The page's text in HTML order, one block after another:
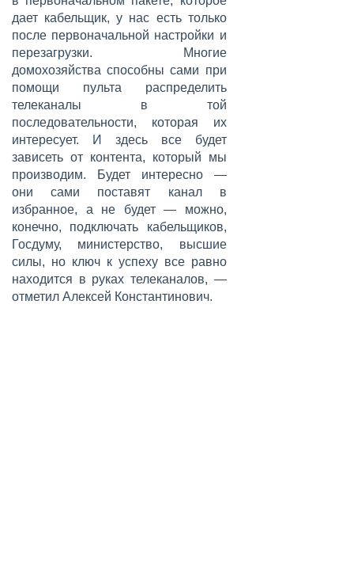
дает кабельщик, у нас есть только
после первоначальной настройки и
перезагрузки. Многие
домохозяйства способны сами при
помощи пульта распределить
телеканалы в той
последовательности, которая их
интересует. И здесь все будет
зависеть от контента, который мы
производим. Будет интересно —
они сами поставят канал в
избранное, а не будет — можно,
конечно, подключать кабельщиков,
Госдуму, министерство, высшие
силы, но ключ к успеху все равно
находится в руках телеканалов, —
отметил Алексей Константинович.